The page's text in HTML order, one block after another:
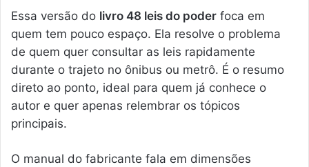
Essa versão do livro 48 leis do poder foca em
quem tem pouco espaço. Ela resolve o problema
de quem quer consultar as leis rapidamente
durante o trajeto no ônibus ou metrô. É o resumo
direto ao ponto, ideal para quem já conhece o
autor e quer apenas relembrar os tópicos
principais.
O manual do fabricante fala em dimensões